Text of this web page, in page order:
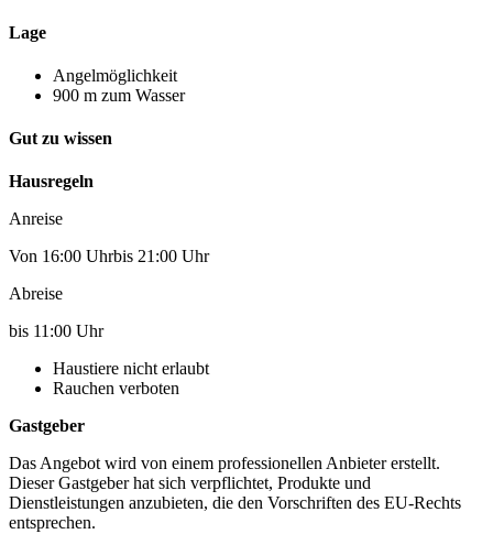
Lage
Angelmöglichkeit
900 m zum Wasser
Gut zu wissen
Hausregeln
Anreise
Von 16:00 Uhrbis 21:00 Uhr
Abreise
bis 11:00 Uhr
Haustiere nicht erlaubt
Rauchen verboten
Gastgeber
Das Angebot wird von einem professionellen Anbieter erstellt.
Dieser Gastgeber hat sich verpflichtet, Produkte und
Dienstleistungen anzubieten, die den Vorschriften des EU-Rechts
entsprechen.